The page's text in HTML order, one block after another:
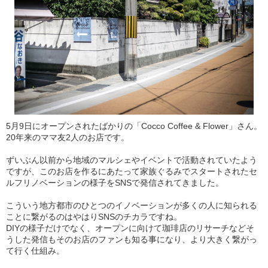
5月9日にオープンされたばかりの「Cocco Coffee & Flower」さん。
20年来のママ友2人のお店です。
ずいぶん以前から地域のマルシェやイベントで活動されていたよう
ですが、このお店を作るにあたって家族ぐるみでスタートされたセ
ルフリノベーションの様子をSNSで発信されてきました。
こういう地方都市のひとつのイノベーションが多くの人に知られる
ことに繋がるのはやはりSNSのチカラですね。
DIYの様子だけでなく、オープンに向けて珈琲店のリサーチなどそ
うした発信もそのお店のファンも知る事になり、より大きく繋がっ
て行く仕組み。